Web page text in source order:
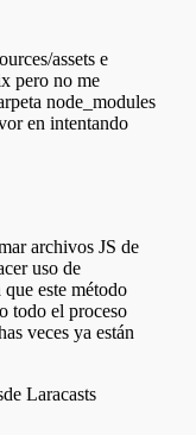
a MailChimp. No